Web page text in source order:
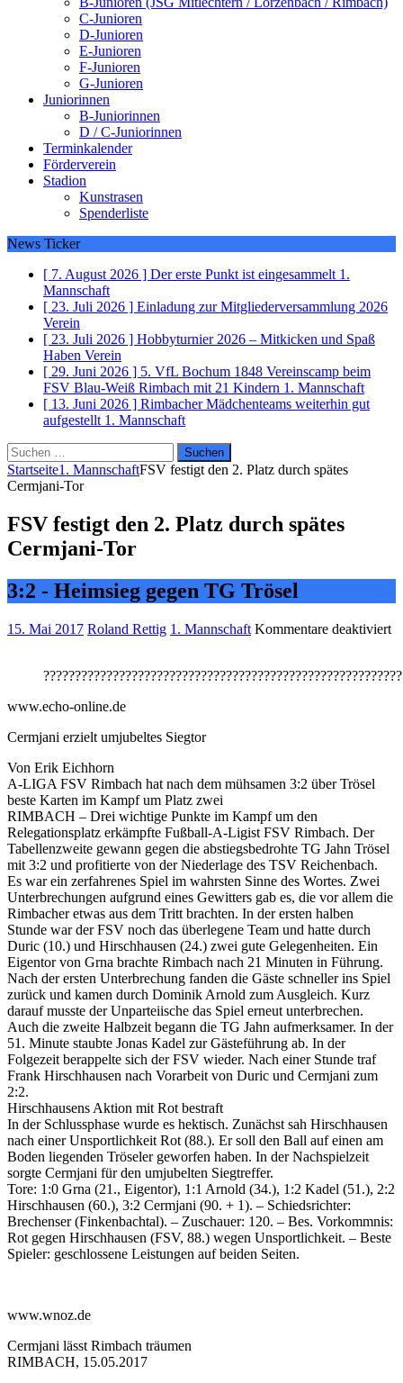
C-Junioren
D-Junioren
E-Junioren
F-Junioren
G-Junioren
Juniorinnen
B-Juniorinnen
D / C-Juniorinnen
Terminkalender
Förderverein
Stadion
Kunstrasen
Spenderliste
News Ticker
[ 7. August 2026 ] Der erste Punkt ist eingesammelt 1.
Mannschaft
[ 23. Juli 2026 ] Einladung zur Mitgliederversammlung 2026
Verein
[ 23. Juli 2026 ] Hobbyturnier 2026 – Mitkicken und Spaß
Haben Verein
[ 29. Juni 2026 ] 5. VfL Bochum 1848 Vereinscamp beim
FSV Blau-Weiß Rimbach mit 21 Kindern 1. Mannschaft
[ 13. Juni 2026 ] Rimbacher Mädchenteams weiterhin gut
aufgestellt 1. Mannschaft
Suchen
nach:
Startseite1. MannschaftFSV festigt den 2. Platz durch spätes
Cermjani-Tor
FSV festigt den 2. Platz durch spätes
Cermjani-Tor
3:2 - Heimsieg gegen TG Trösel
15. Mai 2017 Roland Rettig 1. Mannschaft Kommentare deaktiviert
?????????????????????????????????????????????????????????
www.echo-online.de
Cermjani erzielt umjubeltes Siegtor
Von Erik Eichhorn
A-LIGA FSV Rimbach hat nach dem mühsamen 3:2 über Trösel
beste Karten im Kampf um Platz zwei
RIMBACH – Drei wichtige Punkte im Kampf um den
Relegationsplatz erkämpfte Fußball-A-Ligist FSV Rimbach. Der
Tabellenzweite gewann gegen die abstiegsbedrohte TG Jahn Trösel
mit 3:2 und profitierte von der Niederlage des TSV Reichenbach.
Es war ein zerfahrenes Spiel im wahrsten Sinne des Wortes. Zwei
Unterbrechungen aufgrund eines Gewitters gab es, die vor allem die
Rimbacher etwas aus dem Tritt brachten. In der ersten halben
Stunde war der FSV noch das überlegene Team und hatte durch
Duric (10.) und Hirschhausen (24.) zwei gute Gelegenheiten. Ein
Eigentor von Grna brachte Rimbach nach 21 Minuten in Führung.
Nach der ersten Unterbrechung fanden die Gäste schneller ins Spiel
zurück und kamen durch Dominik Arnold zum Ausgleich. Kurz
darauf musste der Unparteiische das Spiel erneut unterbrechen.
Auch die zweite Halbzeit begann die TG Jahn aufmerksamer. In der
51. Minute staubte Jonas Kadel zur Gästeführung ab. In der
Folgezeit berappelte sich der FSV wieder. Nach einer Stunde traf
Frank Hirschhausen nach Vorarbeit von Duric und Cermjani zum
2:2.
Hirschhausens Aktion mit Rot bestraft
In der Schlussphase wurde es hektisch. Zunächst sah Hirschhausen
nach einer Unsportlichkeit Rot (88.). Er soll den Ball auf einen am
Boden liegenden Tröseler geworfen haben. In der Nachspielzeit
sorgte Cermjani für den umjubelten Siegtreffer.
Tore: 1:0 Grna (21., Eigentor), 1:1 Arnold (34.), 1:2 Kadel (51.), 2:2
Hirschhausen (60.), 3:2 Cermjani (90. + 1). – Schiedsrichter:
Brechenser (Finkenbachtal). – Zuschauer: 120. – Bes. Vorkommnis:
Rot gegen Hirschhausen (FSV, 88.) wegen Unsportlichkeit. – Beste
Spieler: geschlossene Leistungen auf beiden Seiten.
www.wnoz.de
Cermjani lässt Rimbach träumen
RIMBACH, 15.05.2017